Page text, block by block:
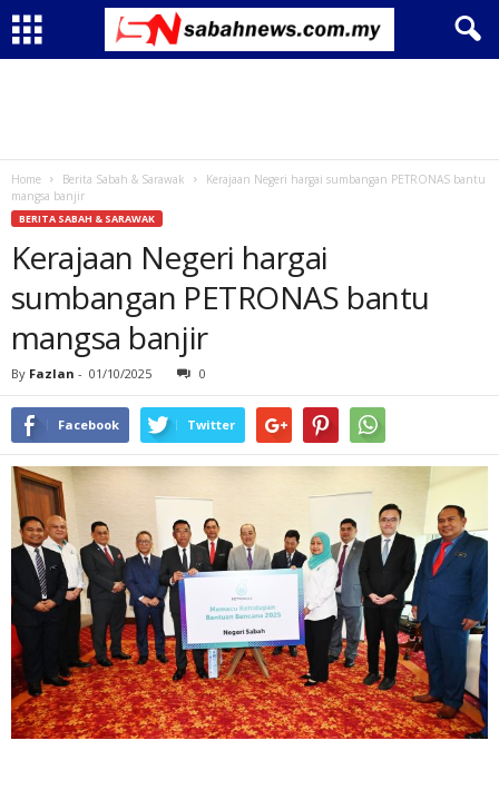
Home Berita Sabah & Sarawak
Kerajaan Negeri hargai sumbangan PETRONAS bantu
mangsa banjir
BERITA SABAH & SARAWAK
Kerajaan Negeri hargai
sumbangan PETRONAS bantu
mangsa banjir
By Fazlan - 01/10/2025 0
Facebook Twitter